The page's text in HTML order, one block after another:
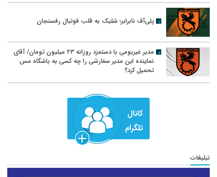
پلی‌آف نابرابر؛ شلیک به قلب فوتبال رفسنجان
مدیر غیربومی با دستمزد روزانه ۲۳ میلیون تومان/ آقای
نماینده این مدیر سفارشی را چه کسی به باشگاه مس
تحمیل کرد؟
تبلیغات